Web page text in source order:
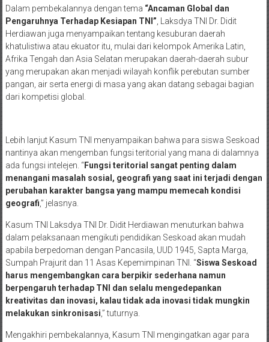
Dalam pembekalannya dengan tema “Ancaman Global dan
Pengaruhnya Terhadap Kesiapan TNI”, Laksdya TNI Dr. Didit
Herdiawan juga menyampaikan tentang kesuburan daerah
khatulistiwa atau ekuator itu, mulai dari kelompok Amerika Latin,
Afrika Tengah dan Asia Selatan merupakan daerah-daerah subur
yang merupakan akan menjadi wilayah konflik perebutan sumber
pangan, air serta energi di masa yang akan datang sebagai bagian
dari kompetisi global.
Lebih lanjut Kasum TNI menyampaikan bahwa para siswa Seskoad
nantinya akan mengemban fungsi teritorial yang mana di dalamnya
ada fungsi intelejen. “Fungsi teritorial sangat penting dalam
menangani masalah sosial, geografi yang saat ini terjadi dengan
perubahan karakter bangsa yang mampu memecah kondisi
geografi,” jelasnya.
Kasum TNI Laksdya TNI Dr. Didit Herdiawan menuturkan bahwa
dalam pelaksanaan mengikuti pendidikan Seskoad akan mudah
apabila berpedoman dengan Pancasila, UUD 1945, Sapta Marga,
Sumpah Prajurit dan 11 Asas Kepemimpinan TNI. “Siswa Seskoad
harus mengembangkan cara berpikir sederhana namun
berpengaruh terhadap TNI dan selalu mengedepankan
kreativitas dan inovasi, kalau tidak ada inovasi tidak mungkin
melakukan sinkronisasi,” tuturnya.
Mengakhiri pembekalannya, Kasum TNI mengingatkan agar para